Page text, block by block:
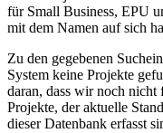
für Small Business, EPU
mit dem Namen auf sich
Zu den gegebenen
System keine Projekte
daran, dass wir noch nicht
Projekte, der aktuelle
dieser Datenbank erfasst